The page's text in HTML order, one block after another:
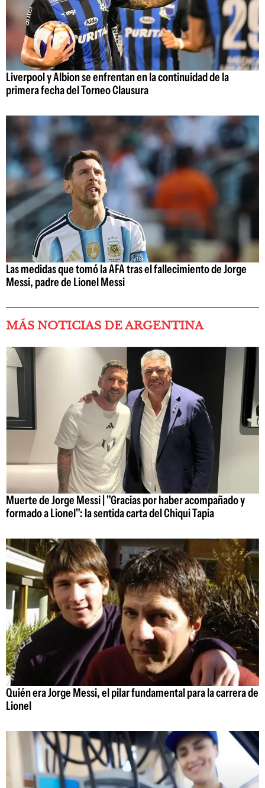
Liverpool y Albion se enfrentan en la continuidad de la
primera fecha del Torneo Clausura
Las medidas que tomó la AFA tras el fallecimiento de Jorge
Messi, padre de Lionel Messi
MÁS NOTICIAS DE ARGENTINA
Muerte de Jorge Messi | "Gracias por haber acompañado y
formado a Lionel": la sentida carta del Chiqui Tapia
Quién era Jorge Messi, el pilar fundamental para la carrera de
Lionel